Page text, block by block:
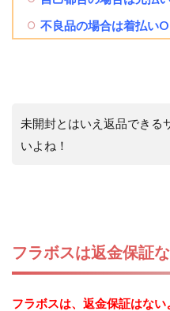
不良品の場合は着払い
未開封とはいえ返品できる
いよね！
フラボスは返金保証
フラボスは、返金保証はない